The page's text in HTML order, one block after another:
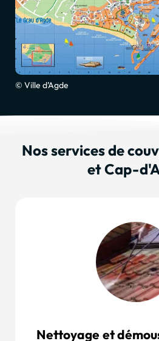
© Ville d’Agde
Nos services de
et Cap-
Nettoyage et